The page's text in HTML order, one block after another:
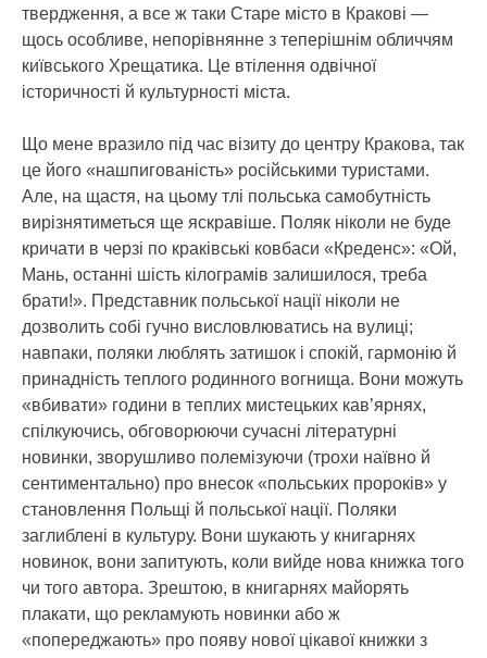
твердження, а все ж таки Старе місто в Кракові —
щось особливе, непорівнянне з теперішнім обличчям
київського Хрещатика. Це втілення одвічної
історичності й культурності міста.
Що мене вразило під час візиту до центру Кракова, так
це його «нашпигованість» російськими туристами.
Але, на щастя, на цьому тлі польська самобутність
вирізнятиметься ще яскравіше. Поляк ніколи не буде
кричати в черзі по краківські ковбаси «Креденс»: «Ой,
Мань, останні шість кілограмів залишилося, треба
брати!». Представник польської нації ніколи не
дозволить собі гучно висловлюватись на вулиці;
навпаки, поляки люблять затишок і спокій, гармонію й
принадність теплого родинного вогнища. Вони можуть
«вбивати» години в теплих мистецьких кав’ярнях,
спілкуючись, обговорюючи сучасні літературні
новинки, зворушливо полемізуючи (трохи наївно й
сентиментально) про внесок «польських пророків» у
становлення Польщі й польської нації. Поляки
заглиблені в культуру. Вони шукають у книгарнях
новинок, вони запитують, коли вийде нова книжка того
чи того автора. Зрештою, в книгарнях майорять
плакати, що рекламують новинки або ж
«попереджають» про появу нової цікавої книжки з